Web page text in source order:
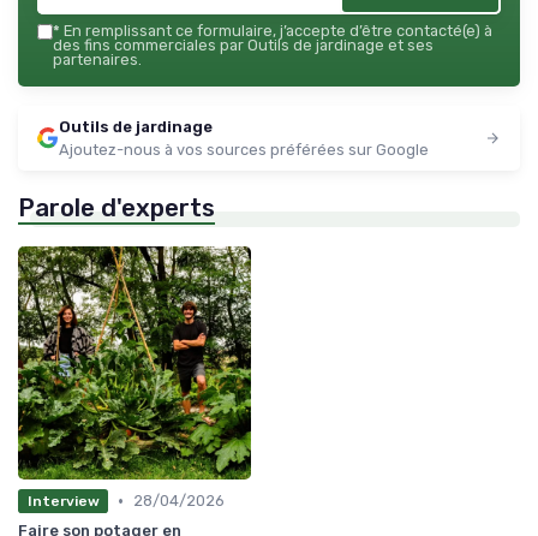
* En remplissant ce formulaire, j’accepte d’être contacté(e) à
des fins commerciales par Outils de jardinage et ses
partenaires.
Outils de jardinage
Ajoutez-nous à vos sources préférées sur Google
Parole d'experts
Interview •
28/04/2026
Faire son potager en